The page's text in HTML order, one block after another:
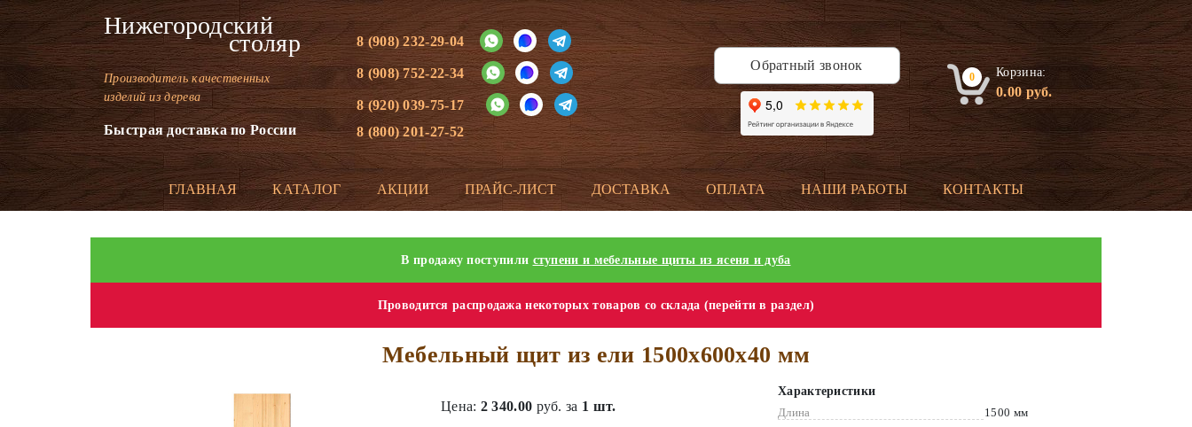
Нижегородский
столяр
Производитель качественных
изделий из дерева
Быстрая доставка по России
8 (908) 232-29-04
8 (908) 752-22-34
8 (920) 039-75-17
8 (800) 201-27-52
Обратный звонок
0 Корзина:
0.00руб.
ГЛАВНАЯ КАТАЛОГ АКЦИИ ПРАЙС-ЛИСТ ДОСТАВКА ОПЛАТА НАШИ РАБОТЫ КОНТАКТЫ
В продажу поступили ступени и мебельные щиты из ясеня и дуба
Проводится распродажа некоторых товаров со склада (перейти в раздел)
Мебельный щит из ели 1500х600х40 мм
Цена: 2 340.00 руб. за 1 шт.
Характеристики
Длина
1500 мм